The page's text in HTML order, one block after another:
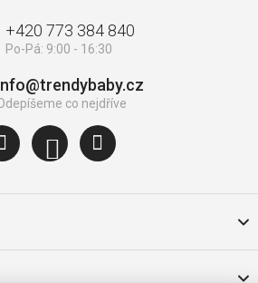
@trendybaby.cz
+420 773 384 840